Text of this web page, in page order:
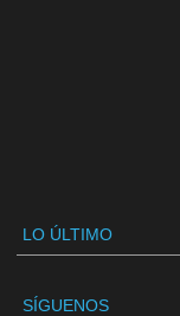
LO ÚLTIMO
SÍGUENOS